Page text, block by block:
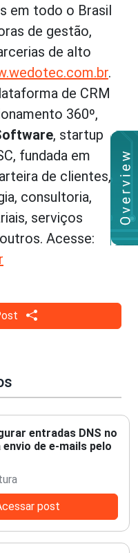
em todo o Brasil
de gestão,
de alto
.
de CRM
360º,
, startup
fundada em
de clientes,
consultoria,
serviços
Acesse:
entradas DNS no
envio de e-mails pelo
post